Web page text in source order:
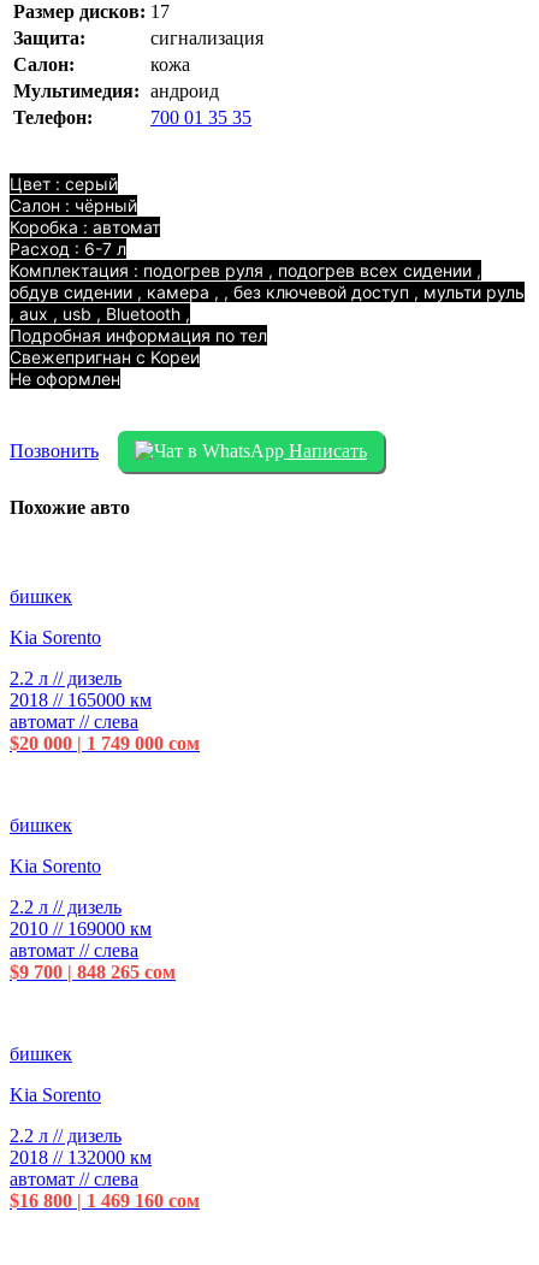
Размер дисков: 17
Защита:
сигнализация
Салон:
кожа
Мультимедия: андроид
Телефон:
700 01 35 35
Цвет : серый
Салон : чёрный
Коробка : автомат
Расход : 6-7 л
Комплектация : подогрев руля , подогрев всех сидении ,
обдув сидении , камера , , без ключевой доступ , мульти руль
, aux , usb , Bluetooth ,
Подробная информация по тел
Свежепригнан с Kopеи
Не оформлен
Позвонить Написать
Похожие авто
бишкек
Kia Sorento
2.2 л // дизель
2018 // 165000 км
автомат // слева
$20 000 | 1 749 000 сом
бишкек
Kia Sorento
2.2 л // дизель
2010 // 169000 км
автомат // слева
$9 700 | 848 265 сом
бишкек
Kia Sorento
2.2 л // дизель
2018 // 132000 км
автомат // слева
$16 800 | 1 469 160 сом